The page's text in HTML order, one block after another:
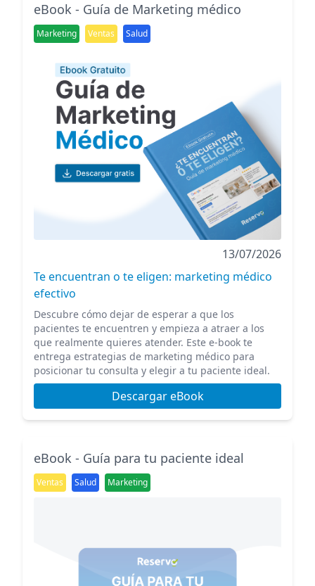
eBook - Guía de Marketing médico
Marketing Ventas Salud
13/07/2026
Te encuentran o te eligen: marketing médico
efectivo
Descubre cómo dejar de esperar a que los
pacientes te encuentren y empieza a atraer a los
que realmente quieres atender. Este e-book te
entrega estrategias de marketing médico para
posicionar tu consulta y elegir a tu paciente ideal.
Descargar eBook
eBook - Guía para tu paciente ideal
Ventas Salud Marketing